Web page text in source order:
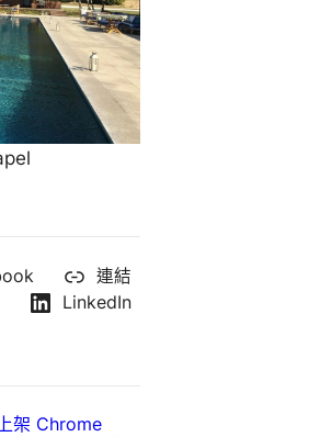
連結
LinkedIn
架 Chrome